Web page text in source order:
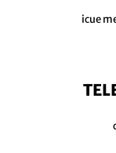
icue